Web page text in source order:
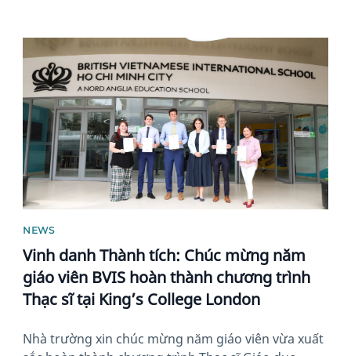
News image
NEWS
Vinh danh Thành tích: Chúc mừng năm
giáo viên BVIS hoàn thành chương trình
Thạc sĩ tại King’s College London
Nhà trường xin chúc mừng năm giáo viên vừa xuất